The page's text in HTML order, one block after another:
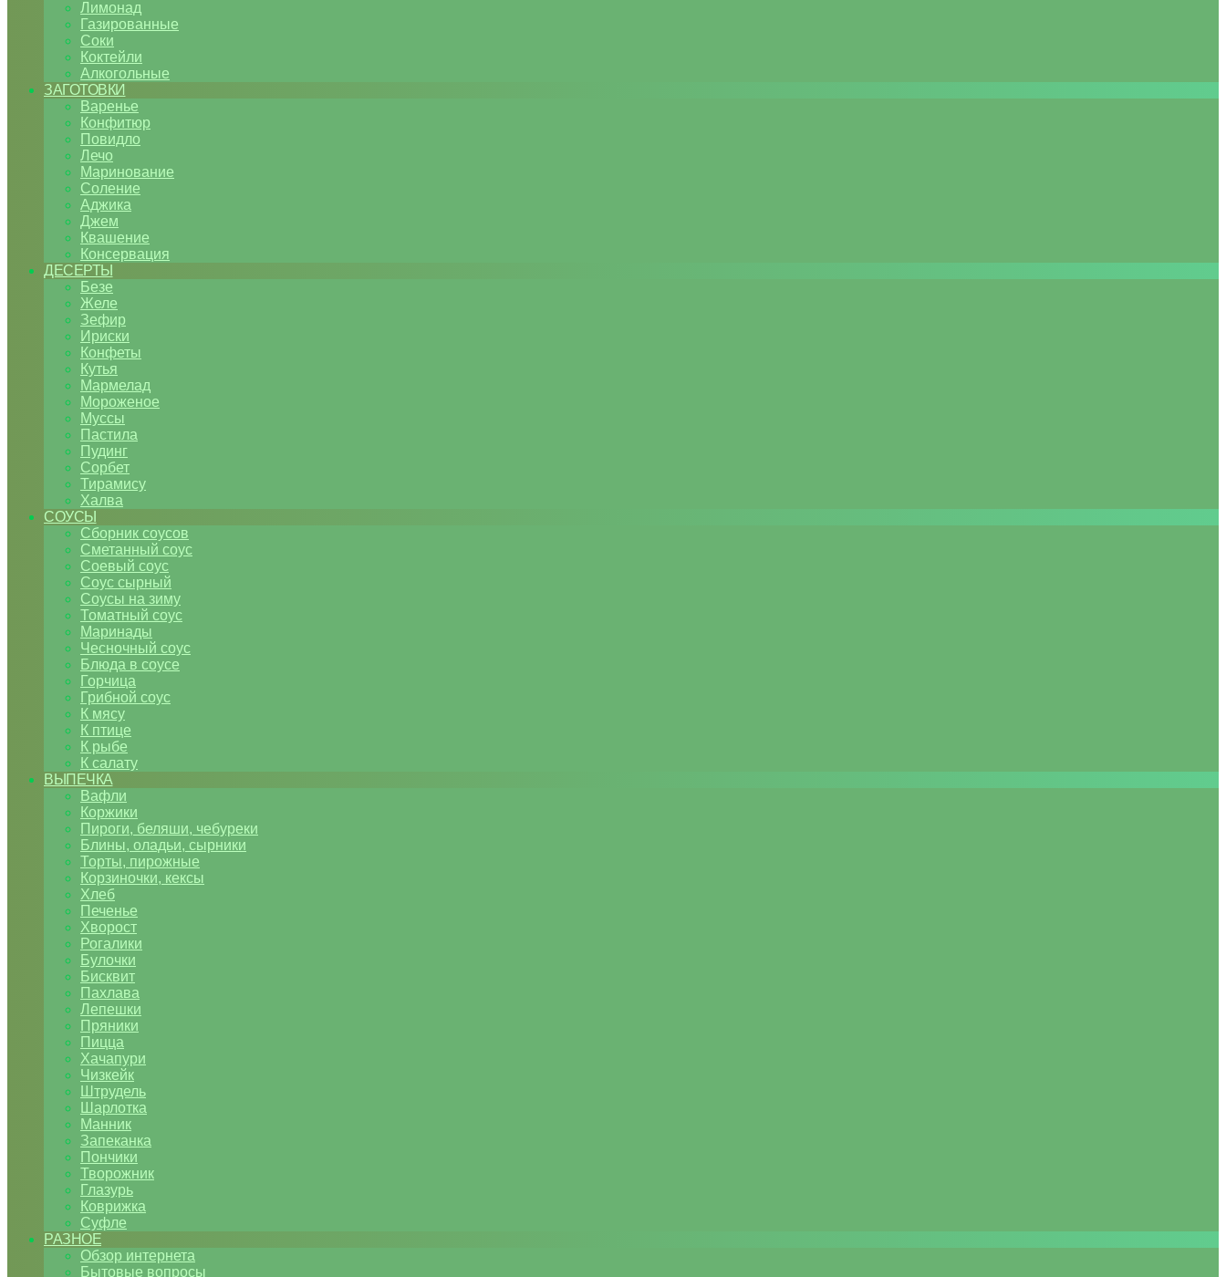
Лимонад
Газированные
Соки
Коктейли
Алкогольные
ЗАГОТОВКИ
Варенье
Конфитюр
Повидло
Лечо
Маринование
Соление
Аджика
Джем
Квашение
Консервация
ДЕСЕРТЫ
Безе
Желе
Зефир
Ириски
Конфеты
Кутья
Мармелад
Мороженое
Муссы
Пастила
Пудинг
Сорбет
Тирамису
Халва
СОУСЫ
Сборник соусов
Сметанный соус
Соевый соус
Соус сырный
Соусы на зиму
Томатный соус
Маринады
Чесночный соус
Блюда в соусе
Горчица
Грибной соус
К мясу
К птице
К рыбе
К салату
ВЫПЕЧКА
Вафли
Коржики
Пироги, беляши, чебуреки
Блины, оладьи, сырники
Торты, пирожные
Корзиночки, кексы
Хлеб
Печенье
Хворост
Рогалики
Булочки
Бисквит
Пахлава
Лепешки
Пряники
Пицца
Хачапури
Чизкейк
Штрудель
Шарлотка
Манник
Запеканка
Пончики
Творожник
Глазурь
Коврижка
Суфле
РАЗНОЕ
Обзор интернета
Бытовые вопросы